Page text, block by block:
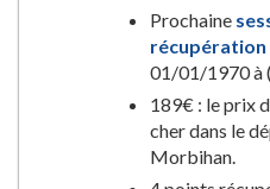
Prochaine
récupération
01/01/1970 à
189€ : le prix
cher dans le
Morbihan.